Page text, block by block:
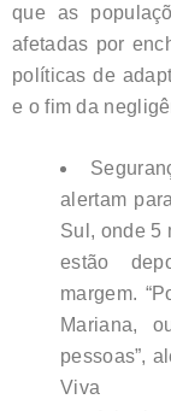
que as
afetadas por
políticas de
e o fim da
alertam
Sul, onde 5
estão
margem.
Mariana,
pessoas”,
Viva